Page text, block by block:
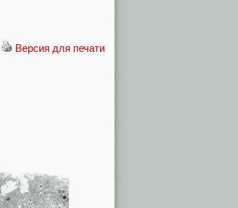
Версия для печати